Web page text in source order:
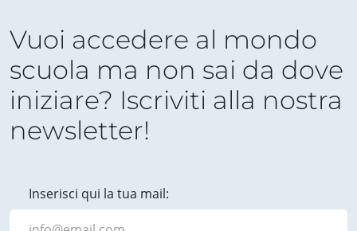
Vuoi accedere al mondo
scuola ma non sai da dove
iniziare? Iscriviti alla nostra
newsletter!
Inserisci qui la tua mail: